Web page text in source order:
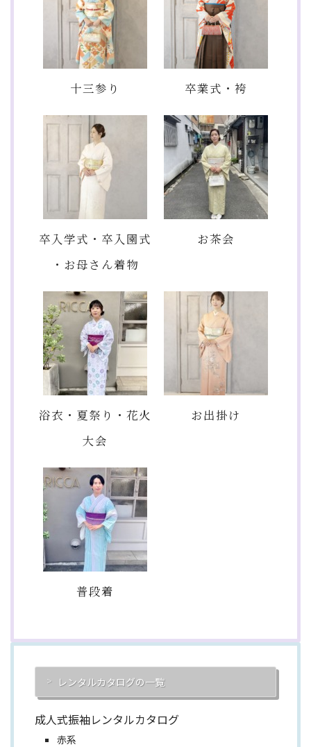
十三参り 卒業式・袴
卒入学式・卒入園式
・お母さん着物
お茶会
浴衣・夏祭り・花火
大会
お出掛け
普段着
レンタルカタログの一覧
成人式振袖レンタルカタログ
赤系